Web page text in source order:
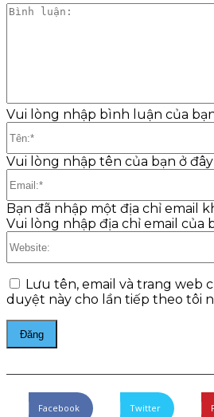
Vui lòng nhập bình luận của
Vui lòng nhập tên của bạn ở đây
Bạn đã nhập một địa chỉ email
Vui lòng nhập địa chỉ email của
Lưu tên, email và trang web
duyệt này cho lần tiếp theo tôi
Facebook Twitter